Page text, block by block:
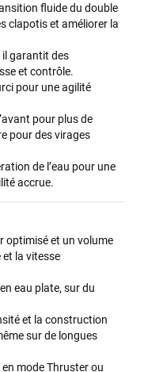
fluide du double
clapotis et améliorer la
il garantit des
et contrôle.
pour une agilité
pour plus de
pour des virages
de l’eau pour une
accrue.
optimisé et un volume
la vitesse
eau plate, sur du
et la construction
sur de longues
mode Thruster ou
a un mois
À peine la
pour confirmer
me conseiller
du matériel en
est partie
dans un colis
l’eau ! Je
son
a un mois
ma board eux